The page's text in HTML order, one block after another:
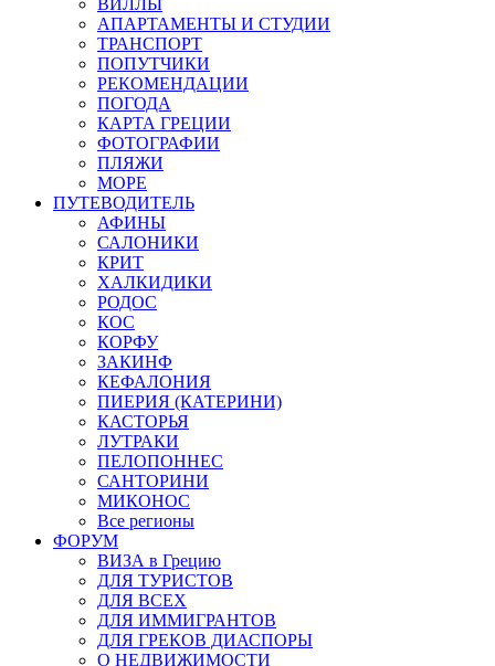
ВИЛЛЫ
АПАРТАМЕНТЫ И СТУДИИ
ТРАНСПОРТ
ПОПУТЧИКИ
РЕКОМЕНДАЦИИ
ПОГОДА
КАРТА ГРЕЦИИ
ФОТОГРАФИИ
ПЛЯЖИ
МОРЕ
ПУТЕВОДИТЕЛЬ
АФИНЫ
САЛОНИКИ
КРИТ
ХАЛКИДИКИ
РОДОС
КОС
КОРФУ
ЗАКИНФ
КЕФАЛОНИЯ
ПИЕРИЯ (КАТЕРИНИ)
КАСТОРЬЯ
ЛУТРАКИ
ПЕЛОПОННЕС
САНТОРИНИ
МИКОНОС
Все регионы
ФОРУМ
ВИЗА в Грецию
ДЛЯ ТУРИСТОВ
ДЛЯ ВСЕХ
ДЛЯ ИММИГРАНТОВ
ДЛЯ ГРЕКОВ ДИАСПОРЫ
О НЕДВИЖИМОСТИ